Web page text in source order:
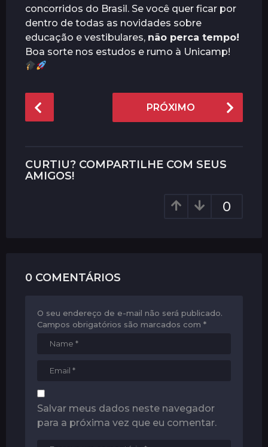
concorridos do Brasil. Se você quer ficar por
dentro de todas as novidades sobre
educação e vestibulares, não perca tempo!
Boa sorte nos estudos e rumo à Unicamp!
o
P
a
i
o
PRÓXIMO
CURTIU? COMPARTILHE COM SEUS
AMIGOS!
0
0 COMENTÁRIOS
O seu endereço de e-mail não será publicado.
Campos obrigatórios são marcados com *
Salvar meus dados neste navegador
para a próxima vez que eu comentar.